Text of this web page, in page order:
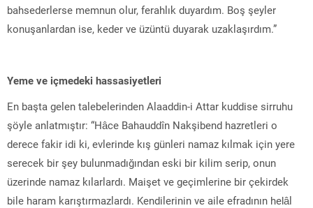
bahsederlerse memnun olur, ferahlık duyardım. Boş şeyler
konuşanlardan ise, keder ve üzüntü duyarak uzaklaşırdım.”
Yeme ve içmedeki hassasiyetleri
En başta gelen talebelerinden Alaaddin-i Attar kuddise sirruhu
şöyle anlatmıştır: “Hâce Bahauddîn Nakşibend hazretleri o
derece fakir idi ki, evlerinde kış günleri namaz kılmak için yere
serecek bir şey bulunmadığından eski bir kilim serip, onun
üzerinde namaz kılarlardı. Maişet ve geçimlerine bir çekirdek
bile haram karıştırmazlardı. Kendilerinin ve aile efradının helâl